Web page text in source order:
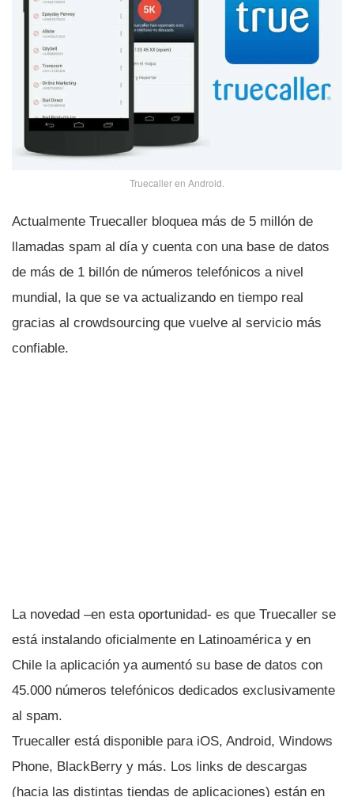
Truecaller en Android.
Actualmente Truecaller bloquea más de 5 millón de
llamadas spam al dí­a y cuenta con una base de datos
de más de 1 billón de números telefónicos a nivel
mundial, la que se va actualizando en tiempo real
gracias al crowdsourcing que vuelve al servicio más
confiable.
La novedad –en esta oportunidad- es que Truecaller se
está instalando oficialmente en Latinoamérica y en
Chile la aplicación ya aumentó su base de datos con
45.000 números telefónicos dedicados exclusivamente
al spam.
Truecaller está disponible para iOS, Android, Windows
Phone, BlackBerry y más. Los links de descargas
(hacia las distintas tiendas de aplicaciones) están en